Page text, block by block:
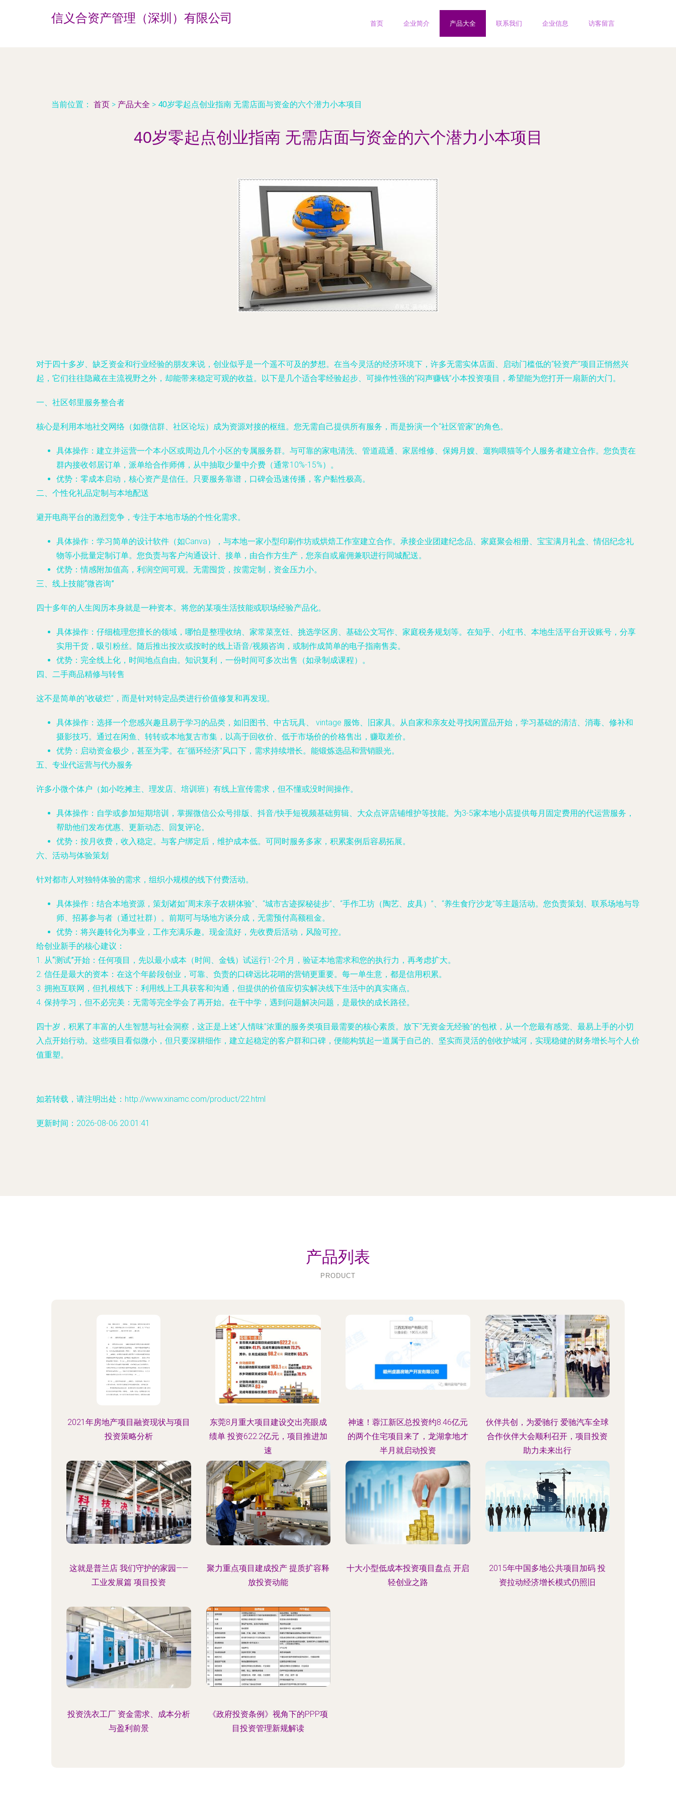
信义合资产管理（深圳）有限公司 首页 企业简介 产品大全 联系我们 企业信息 访客留言
当前位置： 首页 > 产品大全 > 40岁零起点创业指南 无需店面与资金的六个潜力小本项目
40岁零起点创业指南 无需店面与资金的六个潜力小本项目
对于四十多岁、缺乏资金和行业经验的朋友来说，创业似乎是一个遥不可及的梦想。在当今灵活的经济环境下，许多无需实体店面、启动门槛低的“轻资产”项目正悄然兴
起，它们往往隐藏在主流视野之外，却能带来稳定可观的收益。以下是几个适合零经验起步、可操作性强的“闷声赚钱”小本投资项目，希望能为您打开一扇新的大门。
一、社区邻里服务整合者
核心是利用本地社交网络（如微信群、社区论坛）成为资源对接的枢纽。您无需自己提供所有服务，而是扮演一个“社区管家”的角色。
具体操作 ：建立并运营一个本小区或周边几个小区的专属服务群。与可靠的家电清洗、管道疏通、家居维修、保姆月嫂、遛狗喂猫等个人服务者建立合作。您负责在
群内接收邻居订单，派单给合作师傅，从中抽取少量中介费（通常10%-15%）。
优势 ：零成本启动，核心资产是信任。只要服务靠谱，口碑会迅速传播，客户黏性极高。
二、个性化礼品定制与本地配送
避开电商平台的激烈竞争，专注于本地市场的个性化需求。
具体操作 ：学习简单的设计软件（如Canva），与本地一家小型印刷作坊或烘焙工作室建立合作。承接企业团建纪念品、家庭聚会相册、宝宝满月礼盒、情侣纪念礼
物等小批量定制订单。您负责与客户沟通设计、接单，由合作方生产，您亲自或雇佣兼职进行同城配送。
优势 ：情感附加值高，利润空间可观。无需囤货，按需定制，资金压力小。
三、线上技能“微咨询”
四十多年的人生阅历本身就是一种资本。将您的某项生活技能或职场经验产品化。
具体操作 ：仔细梳理您擅长的领域，哪怕是整理收纳、家常菜烹饪、挑选学区房、基础公文写作、家庭税务规划等。在知乎、小红书、本地生活平台开设账号，分享
实用干货，吸引粉丝。随后推出按次或按时的线上语音/视频咨询，或制作成简单的电子指南售卖。
优势 ：完全线上化，时间地点自由。知识复利，一份时间可多次出售（如录制成课程）。
四、二手商品精修与转售
这不是简单的“收破烂”，而是针对特定品类进行价值修复和再发现。
具体操作 ：选择一个您感兴趣且易于学习的品类，如旧图书、中古玩具、 vintage 服饰、旧家具。从自家和亲友处寻找闲置品开始，学习基础的清洁、消毒、修补和
摄影技巧。通过在闲鱼、转转或本地复古市集，以高于回收价、低于市场价的价格售出，赚取差价。
优势 ：启动资金极少，甚至为零。在“循环经济”风口下，需求持续增长。能锻炼选品和营销眼光。
五、专业代运营与代办服务
许多小微个体户（如小吃摊主、理发店、培训班）有线上宣传需求，但不懂或没时间操作。
具体操作 ：自学或参加短期培训，掌握微信公众号排版、抖音/快手短视频基础剪辑、大众点评店铺维护等技能。为3-5家本地小店提供每月固定费用的代运营服务，
帮助他们发布优惠、更新动态、回复评论。
优势 ：按月收费，收入稳定。与客户绑定后，维护成本低。可同时服务多家，积累案例后容易拓展。
六、活动与体验策划
针对都市人对独特体验的需求，组织小规模的线下付费活动。
具体操作 ：结合本地资源，策划诸如“周末亲子农耕体验”、“城市古迹探秘徒步”、“手作工坊（陶艺、皮具）”、“养生食疗沙龙”等主题活动。您负责策划、联系场地与导
师、招募参与者（通过社群）。前期可与场地方谈分成，无需预付高额租金。
优势 ：将兴趣转化为事业，工作充满乐趣。现金流好，先收费后活动，风险可控。
给创业新手的核心建议：
1. 从“测试”开始 ：任何项目，先以最小成本（时间、金钱）试运行1-2个月，验证本地需求和您的执行力，再考虑扩大。
2. 信任是最大的资本 ：在这个年龄段创业，可靠、负责的口碑远比花哨的营销更重要。每一单生意，都是信用积累。
3. 拥抱互联网，但扎根线下 ：利用线上工具获客和沟通，但提供的价值应切实解决线下生活中的真实痛点。
4. 保持学习，但不必完美 ：无需等完全学会了再开始。在干中学，遇到问题解决问题，是最快的成长路径。
四十岁，积累了丰富的人生智慧与社会洞察，这正是上述“人情味”浓重的服务类项目最需要的核心素质。放下“无资金无经验”的包袱，从一个您最有感觉、最易上手的小切
入点开始行动。这些项目看似微小，但只要深耕细作，建立起稳定的客户群和口碑，便能构筑起一道属于自己的、坚实而灵活的创收护城河，实现稳健的财务增长与个人价
值重塑。
如若转载，请注明出处：http://www.xinamc.com/product/22.html
更新时间：2026-08-06 20:01:41
产品列表
PRODUCT
2021年房地产项目融资现状与项目
投资策略分析
东莞8月重大项目建设交出亮眼成
绩单 投资622.2亿元，项目推进加
速
神速！蓉江新区总投资约8.46亿元
的两个住宅项目来了，龙湖拿地才
半月就启动投资
伙伴共创，为爱驰行 爱驰汽车全球
合作伙伴大会顺利召开，项目投资
助力未来出行
这就是普兰店 我们守护的家园——
工业发展篇 项目投资
聚力重点项目建成投产 提质扩容释
放投资动能
十大小型低成本投资项目盘点 开启
轻创业之路
2015年中国多地公共项目加码 投
资拉动经济增长模式仍照旧
投资洗衣工厂 资金需求、成本分析
与盈利前景
《政府投资条例》视角下的PPP项
目投资管理新规解读